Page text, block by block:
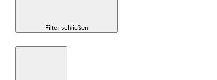
Filter schließen